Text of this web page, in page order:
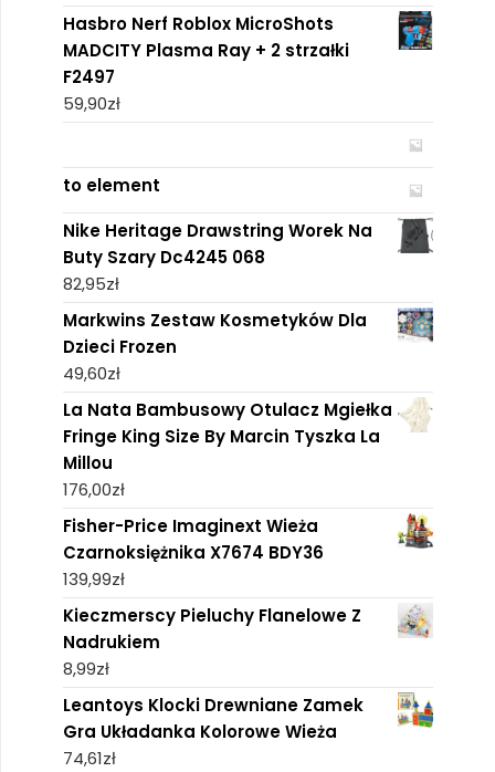
Hasbro Nerf Roblox MicroShots
MADCITY Plasma Ray + 2 strzałki
F2497
59,90zł
to element
Nike Heritage Drawstring Worek Na
Buty Szary Dc4245 068
82,95zł
Markwins Zestaw Kosmetyków Dla
Dzieci Frozen
49,60zł
La Nata Bambusowy Otulacz Mgiełka
Fringe King Size By Marcin Tyszka La
Millou
176,00zł
Fisher-Price Imaginext Wieża
Czarnoksiężnika X7674 BDY36
139,99zł
Kieczmerscy Pieluchy Flanelowe Z
Nadrukiem
8,99zł
Leantoys Klocki Drewniane Zamek
Gra Układanka Kolorowe Wieża
74,61zł